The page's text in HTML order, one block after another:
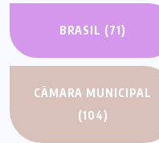
BRASIL (71)
CÂMARA MUNICIPAL
(104)